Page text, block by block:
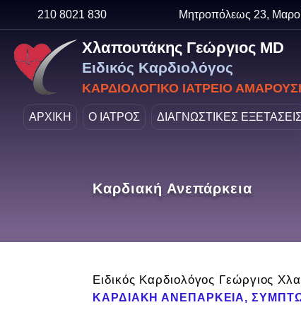
210 8021 830 Μητροπόλεως 23,
Χλαπουτάκης Γεώργιος MD
Ειδικός Καρδιολόγος
ΚΑΡΔΙΟΛΟΓΙΚΟ ΙΑΤΡΕΙΟ
ΑΡΧΙΚΗ Ο ΙΑΤΡΟΣ ΔΙΑΓΝΩΣΤΙΚΕΣ ΕΞΕΤΑΣΕΙΣ
Καρδιακή Ανεπάρκεια
Ειδικός Καρδιολόγος Γεώργιος
ΚΑΡΔΙΑΚΗ ΑΝΕΠΑΡΚΕΙΑ,